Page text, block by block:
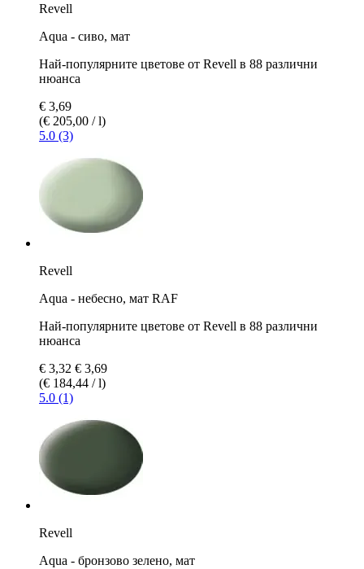
Revell
Aqua - сиво, мат
Най-популярните цветове от Revell в 88 различни
нюанса
€ 3,69
(€ 205,00 / l)
5.0 (3)
Revell
Aqua - небесно, мат RAF
Най-популярните цветове от Revell в 88 различни
нюанса
€ 3,32 € 3,69
(€ 184,44 / l)
5.0 (1)
Revell
Aqua - бронзово зелено, мат